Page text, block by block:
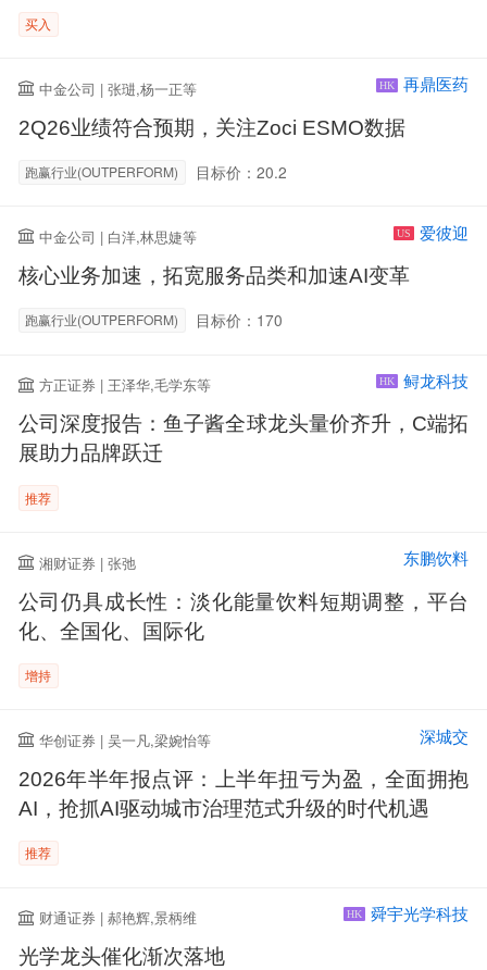
买入
中金公司 | 张琎,杨一正等 HK 再鼎医药
2Q26业绩符合预期，关注Zoci ESMO数据
跑赢行业(OUTPERFORM) 目标价：20.2
中金公司 | 白洋,林思婕等 US 爱彼迎
核心业务加速，拓宽服务品类和加速AI变革
跑赢行业(OUTPERFORM) 目标价：170
方正证券 | 王泽华,毛学东等 HK 鲟龙科技
公司深度报告：鱼子酱全球龙头量价齐升，C端拓
展助力品牌跃迁
推荐
湘财证券 | 张弛 东鹏饮料
公司仍具成长性：淡化能量饮料短期调整，平台
化、全国化、国际化
增持
华创证券 | 吴一凡,梁婉怡等 深城交
2026年半年报点评：上半年扭亏为盈，全面拥抱
AI，抢抓AI驱动城市治理范式升级的时代机遇
推荐
财通证券 | 郝艳辉,景柄维 HK 舜宇光学科技
光学龙头催化渐次落地